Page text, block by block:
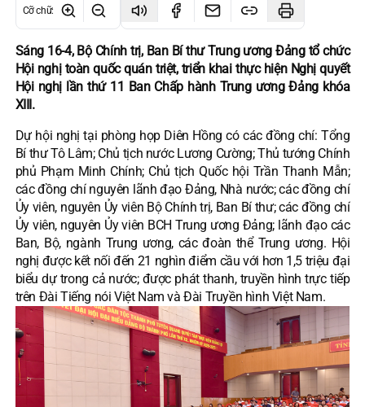
Cỡ chữ:
Sáng 16-4, Bộ Chính trị, Ban Bí thư Trung ương Đảng tổ chức
Hội nghị toàn quốc quán triệt, triển khai thực hiện Nghị quyết
Hội nghị lần thứ 11 Ban Chấp hành Trung ương Đảng khóa
XIII.
Dự hội nghị tại phòng họp Diên Hồng có các đồng chí: Tổng
Bí thư Tô Lâm; Chủ tịch nước Lương Cường; Thủ tướng Chính
phủ Phạm Minh Chính; Chủ tịch Quốc hội Trần Thanh Mẫn;
các đồng chí nguyên lãnh đạo Đảng, Nhà nước; các đồng chí
Ủy viên, nguyên Ủy viên Bộ Chính trị, Ban Bí thư; các đồng chí
Ủy viên, nguyên Ủy viên BCH Trung ương Đảng; lãnh đạo các
Ban, Bộ, ngành Trung ương, các đoàn thể Trung ương. Hội
nghị được kết nối đến 21 nghìn điểm cầu với hơn 1,5 triệu đại
biểu dự trong cả nước; được phát thanh, truyền hình trực tiếp
trên Đài Tiếng nói Việt Nam và Đài Truyền hình Việt Nam.